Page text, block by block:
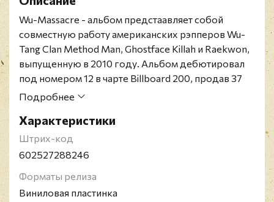
Wu-Massacre - альбом предстаавляет собой
совместную работу американских рэпперов Wu-
Tang Clan Method Man, Ghostface Killah и Raekwon,
выпущенную в 2010 году. Альбом дебютировал
под номером 12 в чарте Billboard 200, продав 37
900 копий за первую неделю. После своего
положительные отзывы от музыкальных
критиков. Альбом продан в 64 000 копий в
Соединенных Штатах.
Подробнее
Характеристики
Штрих-код
602527288246
Форматы релиза
Виниловая пластинка